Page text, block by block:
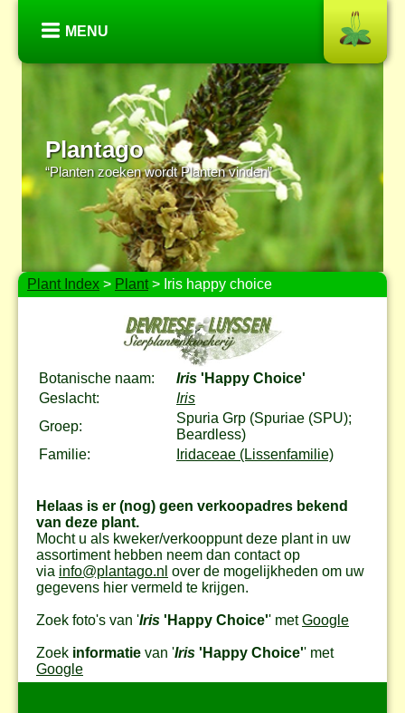
MENU
Plantago
“Planten zoeken wordt Planten vinden”
Plant Index > Plant> Iris happy choice
Botanische naam: Iris 'Happy Choice'
Geslacht:
Iris
Groep:
Spuria Grp (Spuriae (SPU);
Beardless)
Familie:
Iridaceae (Lissenfamilie)
Helaas is er (nog) geen verkoopadres bekend
van deze plant.
Mocht u als kweker/verkooppunt deze plant in uw
assortiment hebben neem dan contact op
via info@plantago.nl over de mogelijkheden om uw
gegevens hier vermeld te krijgen.
Zoek foto's van 'Iris 'Happy Choice'' metGoogle
Zoek informatie van 'Iris 'Happy Choice'' met
Google